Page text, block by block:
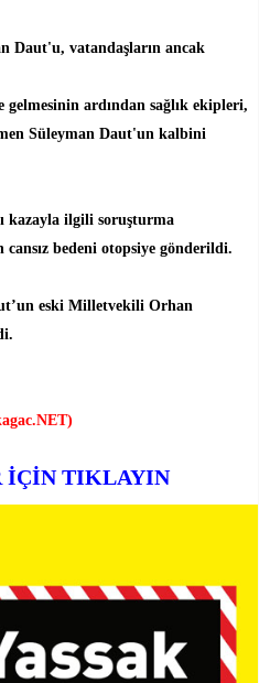
Daut'u, vatandaşların ancak
gelmesinin ardından sağlık ekipleri,
Süleyman Daut'un kalbini
kazayla ilgili soruşturma
bedeni otopsiye gönderildi.
eski Milletvekili Orhan
İÇİN TIKLAYIN